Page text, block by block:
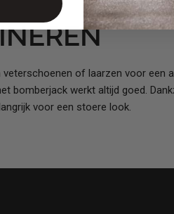
of laarzen voor een
bomberjack werkt altijd goed.
voor een stoere look.